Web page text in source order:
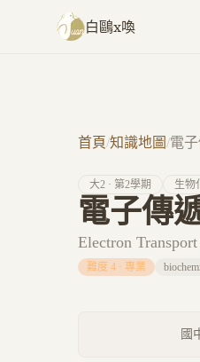
跳至主要內容
白鷗x喚
首頁/知識地圖/電
大2 · 第2學期 生物
電子傳
Electron
難度 4 · 專業
國